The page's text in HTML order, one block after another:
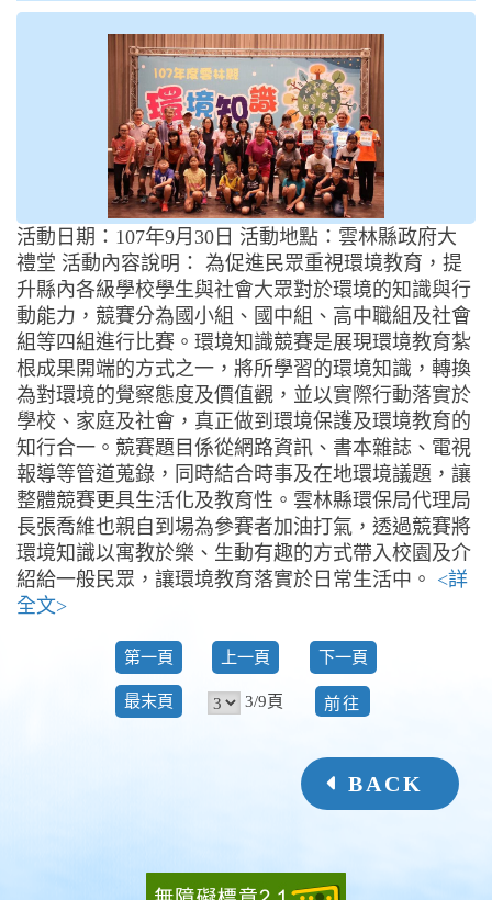
活動日期：107年9月30日 活動地點：雲林縣政府大
禮堂 活動內容說明： 為促進民眾重視環境教育，提
升縣內各級學校學生與社會大眾對於環境的知識與行
動能力，競賽分為國小組、國中組、高中職組及社會
組等四組進行比賽。環境知識競賽是展現環境教育紮
根成果開端的方式之一，將所學習的環境知識，轉換
為對環境的覺察態度及價值觀，並以實際行動落實於
學校、家庭及社會，真正做到環境保護及環境教育的
知行合一。競賽題目係從網路資訊、書本雜誌、電視
報導等管道蒐錄，同時結合時事及在地環境議題，讓
整體競賽更具生活化及教育性。雲林縣環保局代理局
長張喬維也親自到場為參賽者加油打氣，透過競賽將
環境知識以寓教於樂、生動有趣的方式帶入校園及介
紹給一般民眾，讓環境教育落實於日常生活中。 <詳
全文>
第一頁 上一頁 下一頁
最末頁 3/9頁
BACK